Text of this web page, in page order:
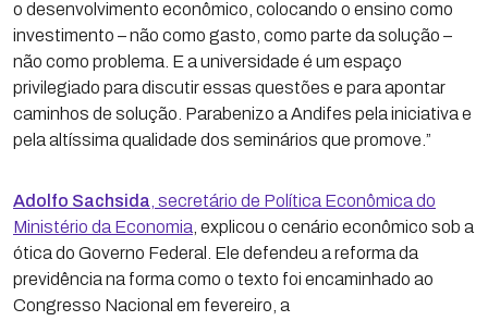
o desenvolvimento econômico, colocando o ensino como
investimento – não como gasto, como parte da solução –
não como problema. E a universidade é um espaço
privilegiado para discutir essas questões e para apontar
caminhos de solução. Parabenizo a Andifes pela iniciativa e
pela altíssima qualidade dos seminários que promove.”
Adolfo Sachsida , secretário de Política Econômica do
Ministério da Economia , explicou o cenário econômico sob a
ótica do Governo Federal. Ele defendeu a reforma da
previdência na forma como o texto foi encaminhado ao
Congresso Nacional em fevereiro, a